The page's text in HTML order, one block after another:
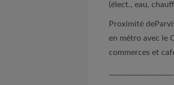
(élect., eau,
Proximité
en métro avec le
commerces et